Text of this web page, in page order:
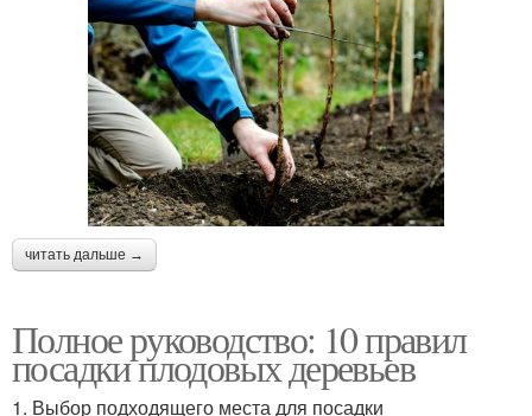
читать дальше →
Полное руководство: 10 правил
посадки плодовых деревьев
1. Выбор подходящего места для посадки